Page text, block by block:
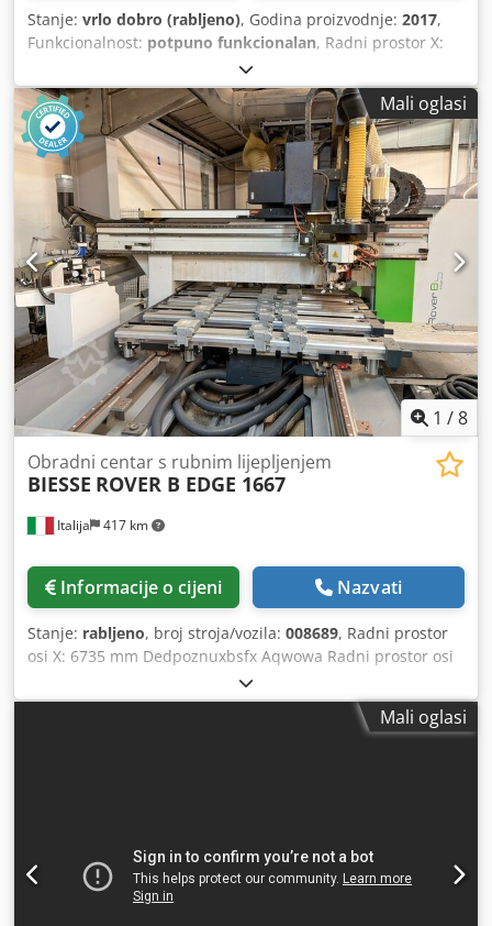
Stanje: vrlo dobro (rabljeno), Godina proizvodnje: 2017,
Funkcionalnost: potpuno funkcionalan, Radni prostor X:
3200 mm Radni prostor Y: 1560 mm Hod po osi Z: 165 mm
Električni vreteno snage 13,2 kW, priključak ISO 30 Broj
alata za vertikalno bušenje: 10 Broj alata za horizontalno
bušenje (os X): 4 Broj alata za horizontalno bušenje (os Y): 2
Rezači za rezanje žljebova u smjeru osi X Revolver za
izmjenu alata s 16 pozicija Radna površina s 6 steznih šipki
1 vakuumska pumpa, kapaciteta 90 m3/h Softver: bSolid -
bSuite3 Upravljačka ploča Sigurnosne podne prostirke
Zaštitne mreže Težina, približno 2400 kg. Dwedpfezguiwox
Aqwea Instalirano 2018. godine. Odrađeno samo 171 sat
programa, 108 sati rada električnog vretena s 4 osi, 26 sati
rada bušilice.
Mali oglasi
1 /8
Italija 417 km
Obradni centar s rubnim lijepljenjem
BIESSE ROVER B EDGE 1667
Informacije o cijeni Nazvati
Stanje: rabljeno, broj stroja/vozila: 008689, Radni prostor
osi X: 6735 mm Dedpoznuxbsfx Aqwowa Radni prostor osi
Y: 1650 mm Radna površina: s vakuumskim nosačima
Snaga glavnog vretena: 13,2 kW Broj kontroliranih osi: 4 osi
Maksimalna visina ruba: 65 mm Broj bušnih vretena: 30
Mali oglasi